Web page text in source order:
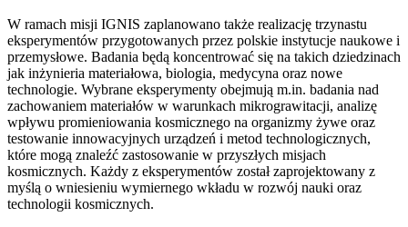
W ramach misji IGNIS zaplanowano także realizację trzynastu
eksperymentów przygotowanych przez polskie instytucje naukowe i
przemysłowe. Badania będą koncentrować się na takich dziedzinach
jak inżynieria materiałowa, biologia, medycyna oraz nowe
technologie. Wybrane eksperymenty obejmują m.in. badania nad
zachowaniem materiałów w warunkach mikrograwitacji, analizę
wpływu promieniowania kosmicznego na organizmy żywe oraz
testowanie innowacyjnych urządzeń i metod technologicznych,
które mogą znaleźć zastosowanie w przyszłych misjach
kosmicznych. Każdy z eksperymentów został zaprojektowany z
myślą o wniesieniu wymiernego wkładu w rozwój nauki oraz
technologii kosmicznych.